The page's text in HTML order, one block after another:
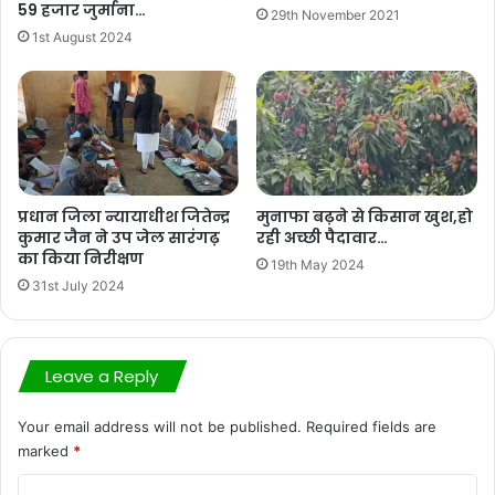
c
e
b
o
o
k
itt
er s
A
p
p
y
Li
n
k
l
e
59 हजार जुर्माना…
1st August 2024
29th November 2021
प्रधान जिला न्यायाधीश जितेन्द्र
कुमार जैन ने उप जेल सारंगढ़
का किया निरीक्षण
31st July 2024
मुनाफा बढ़ने से किसान खुश,हो
रही अच्छी पैदावार…
19th May 2024
Leave a Reply
Your email address will not be published. Required fields are
marked *